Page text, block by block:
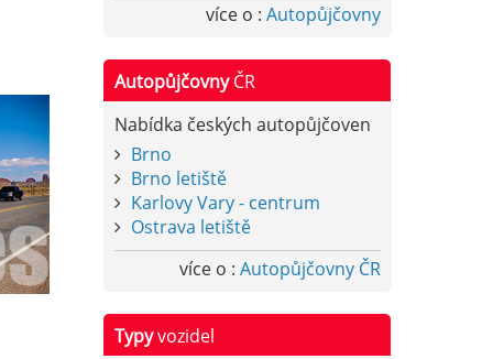
více o : Autopůjčovny
AutopůjčovnyČR
Nabídka českých autopůjčoven
Brno
Brno letiště
Karlovy Vary - centrum
Ostrava letiště
více o : Autopůjčovny ČR
Typyvozidel